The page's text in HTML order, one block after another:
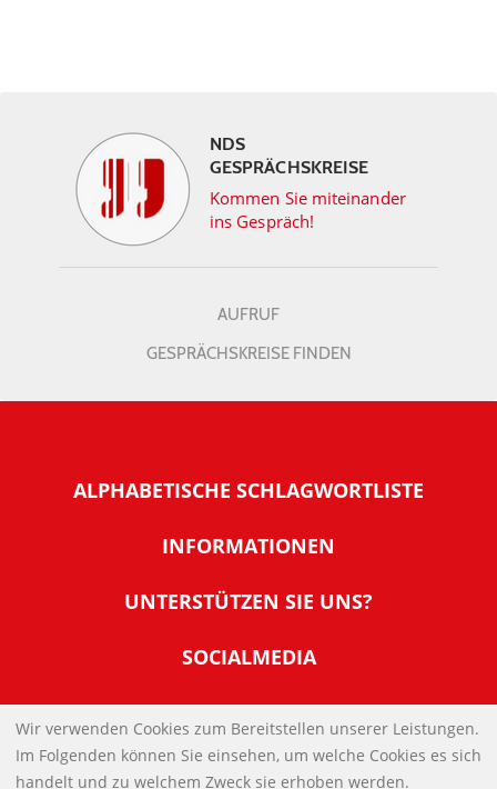
NDS
GESPRÄCHSKREISE
Kommen Sie miteinander
ins Gespräch!
AUFRUF
GESPRÄCHSKREISE FINDEN
ALPHABETISCHE SCHLAGWORTLISTE
INFORMATIONEN
Warum NachDenkSeiten
Tipps zur Nutzung der NachDenkSeiten
Banner und E-Mail-Signaturen
Links
Kontakt
UNTERSTÜTZEN SIE UNS?
Werden Sie Fördermitglied
Spenden Sie Online
SOCIALMEDIA
IMPRESSUM
DATENSCHUTZERKLÄRUNG
Wir verwenden Cookies zum Bereitstellen unserer Leistungen.
Im Folgenden können Sie einsehen, um welche Cookies es sich
handelt und zu welchem Zweck sie erhoben werden.